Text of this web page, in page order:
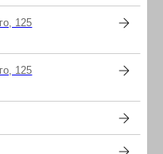
кросс-
в режиме
на
125
125